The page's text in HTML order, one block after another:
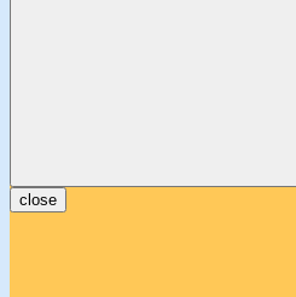
close